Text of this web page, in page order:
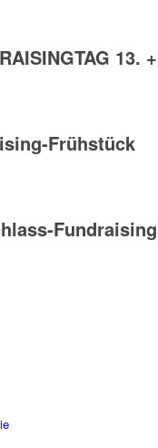
13. +
Frühstück
Fundraising